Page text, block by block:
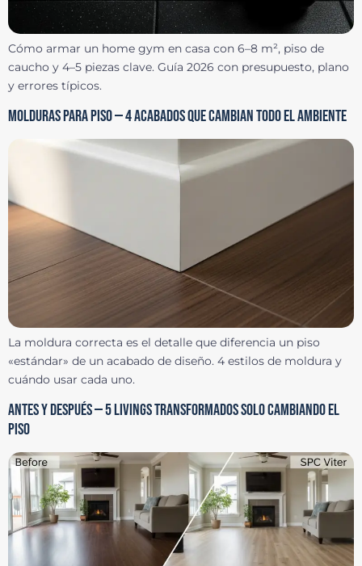
Cómo armar un home gym en casa con 6–8 m², piso de
caucho y 4–5 piezas clave. Guía 2026 con presupuesto, plano
y errores típicos.
MOLDURAS PARA PISO — 4 ACABADOS QUE CAMBIAN TODO EL AMBIENTE
La moldura correcta es el detalle que diferencia un piso
«estándar» de un acabado de diseño. 4 estilos de moldura y
cuándo usar cada uno.
ANTES Y DESPUÉS — 5 LIVINGS TRANSFORMADOS SOLO CAMBIANDO EL
PISO